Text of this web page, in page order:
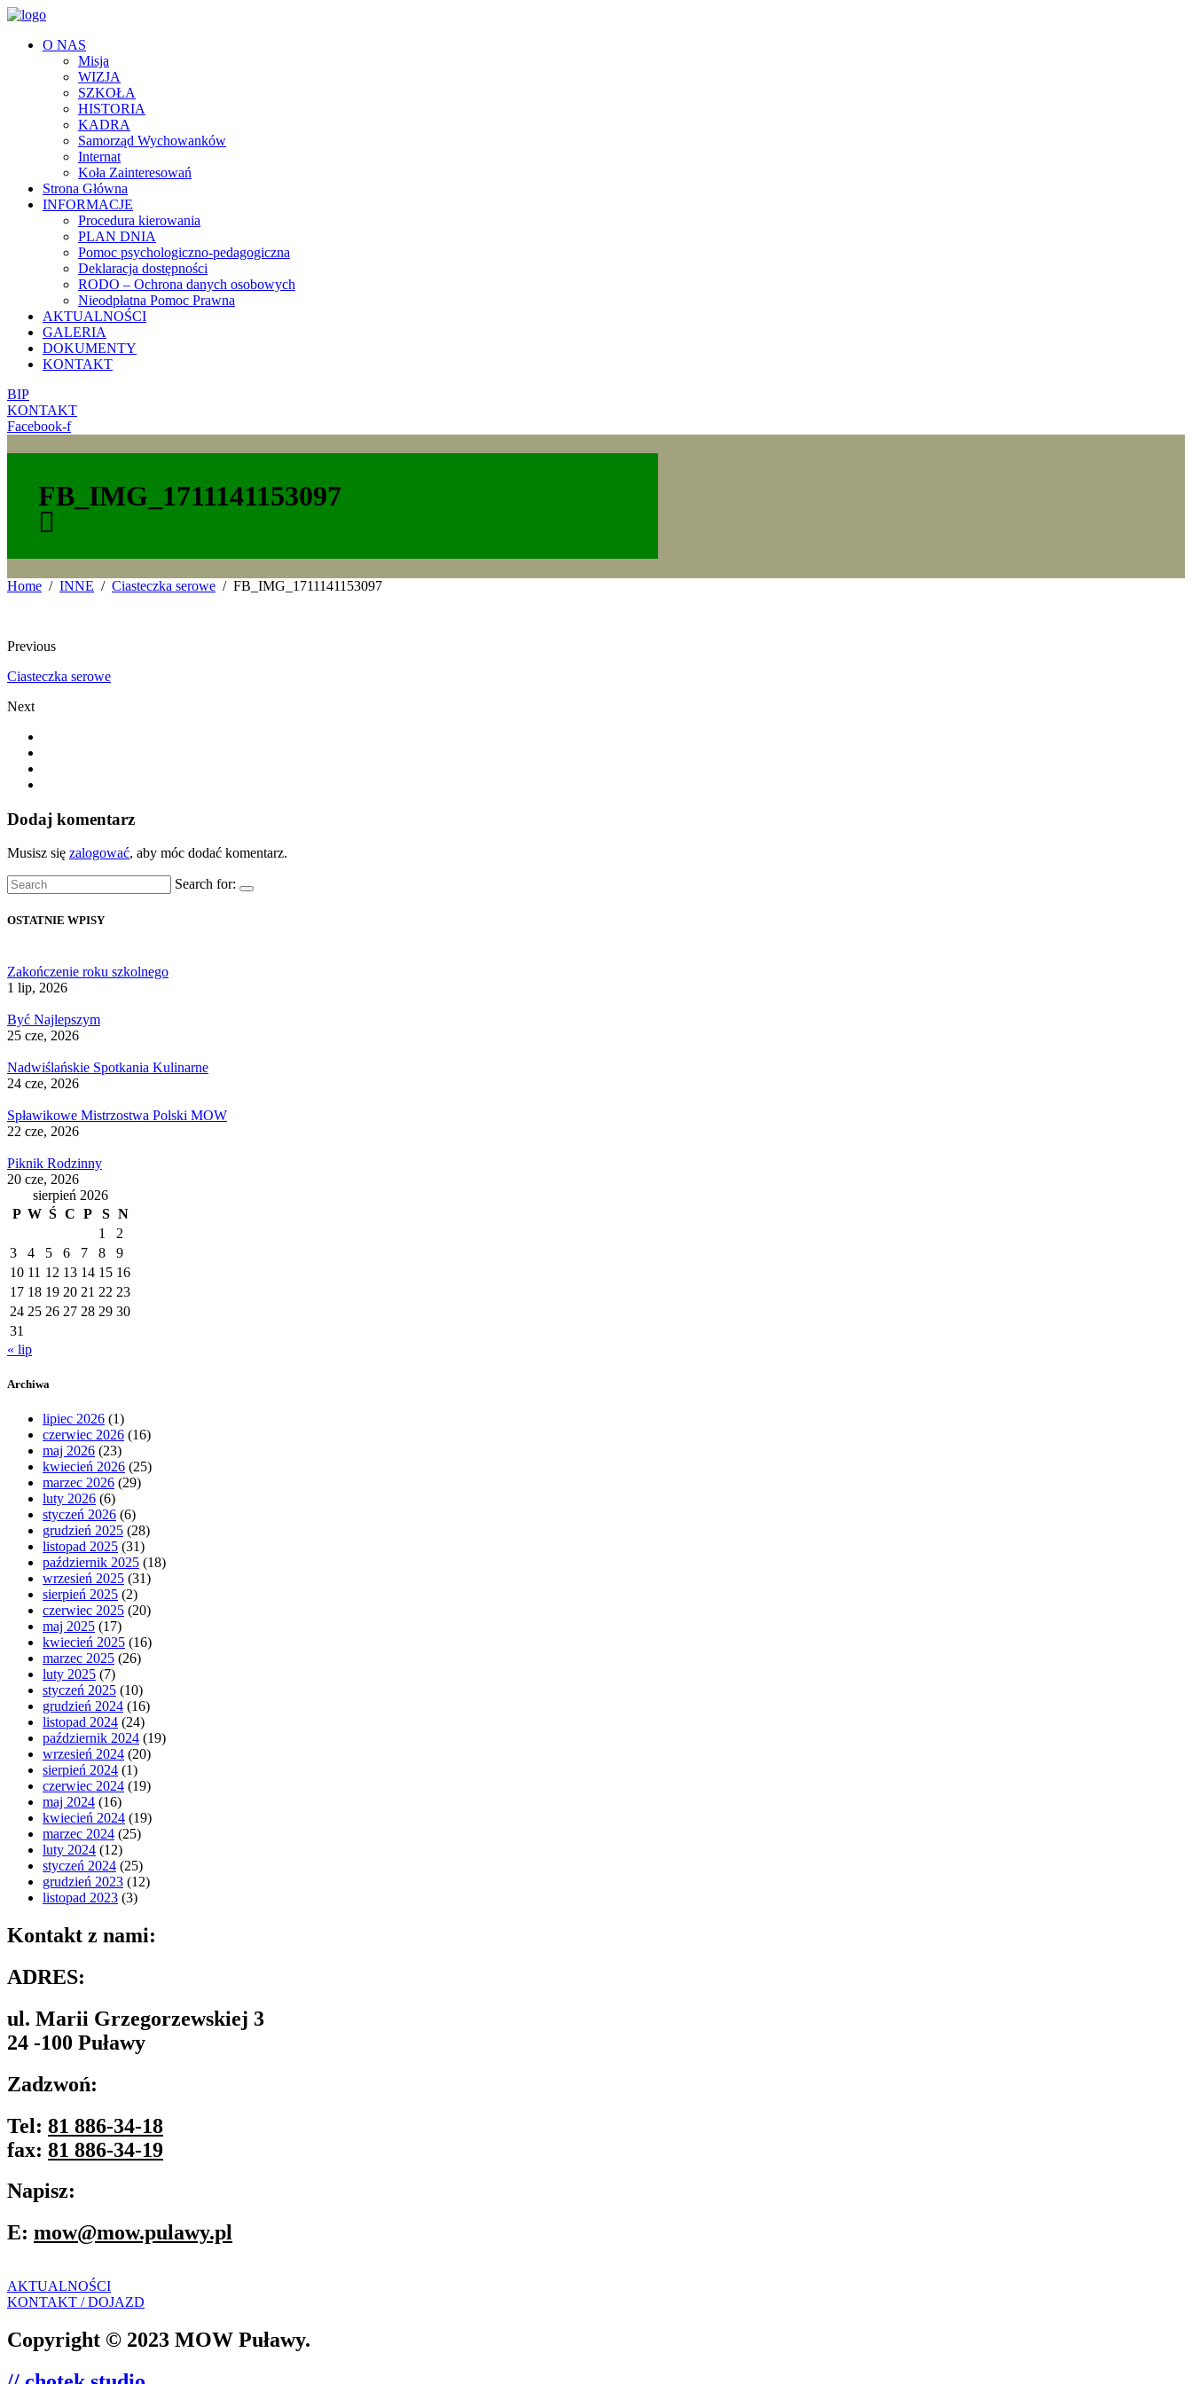
O NAS
Misja
WIZJA
SZKOŁA
HISTORIA
KADRA
Samorząd Wychowanków
Internat
Koła Zainteresowań
Strona Główna
INFORMACJE
Procedura kierowania
PLAN DNIA
Pomoc psychologiczno-pedagogiczna
Deklaracja dostępności
RODO – Ochrona danych osobowych
Nieodpłatna Pomoc Prawna
AKTUALNOŚCI
GALERIA
DOKUMENTY
KONTAKT
BIP
KONTAKT
Facebook-f
FB_IMG_1711141153097
Home INNE Ciasteczka serowe FB_IMG_1711141153097
Previous
Ciasteczka serowe
Next
Dodaj komentarz
Musisz się zalogować, aby móc dodać komentarz.
Search for:
OSTATNIE WPISY
Zakończenie roku szkolnego
1 lip, 2026
Być Najlepszym
25 cze, 2026
Nadwiślańskie Spotkania Kulinarne
24 cze, 2026
Spławikowe Mistrzostwa Polski MOW
22 cze, 2026
Piknik Rodzinny
20 cze, 2026
sierpień 2026
P W Ś C P S N
1
2
3
4 5 6 7 8
9
10 11 12 13 14 15 16
17 18 19 20 21 22 23
24 25 26 27 28 29 30
31
« lip
Archiwa
lipiec 2026 (1)
czerwiec 2026 (16)
maj 2026 (23)
kwiecień 2026 (25)
marzec 2026 (29)
luty 2026 (6)
styczeń 2026 (6)
grudzień 2025 (28)
listopad 2025 (31)
październik 2025 (18)
wrzesień 2025 (31)
sierpień 2025 (2)
czerwiec 2025 (20)
maj 2025 (17)
kwiecień 2025 (16)
marzec 2025 (26)
luty 2025 (7)
styczeń 2025 (10)
grudzień 2024 (16)
listopad 2024 (24)
październik 2024 (19)
wrzesień 2024 (20)
sierpień 2024 (1)
czerwiec 2024 (19)
maj 2024 (16)
kwiecień 2024 (19)
marzec 2024 (25)
luty 2024 (12)
styczeń 2024 (25)
grudzień 2023 (12)
listopad 2023 (3)
Kontakt z nami:
ADRES:
ul. Marii Grzegorzewskiej 3
24 -100 Puławy
Zadzwoń:
Tel: 81 886-34-18
fax: 81 886-34-19
Napisz:
E: mow@mow.pulawy.pl
AKTUALNOŚCI
KONTAKT / DOJAZD
Copyright © 2023 MOW Puławy.